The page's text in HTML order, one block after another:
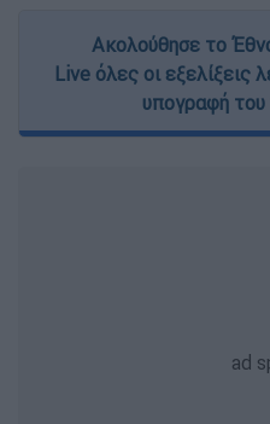
Ακολούθησε το
Live όλες οι εξελίξεις
υπογραφή